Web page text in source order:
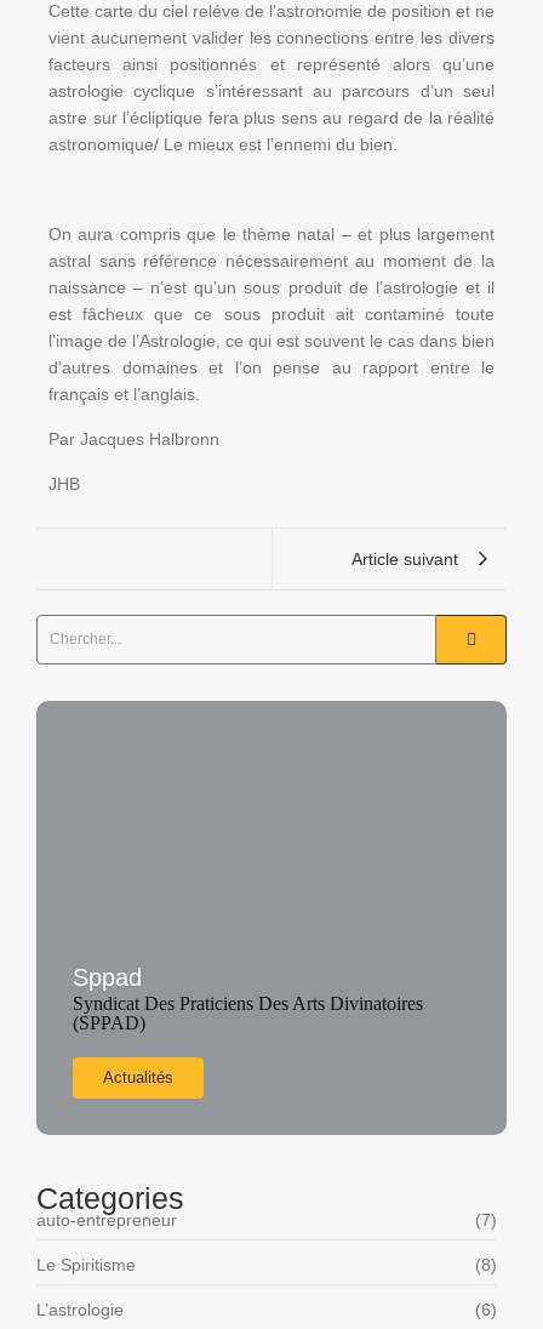
Cette carte du ciel reléve de l’astronomie de position et ne
vient aucunement valider les connections entre les divers
facteurs ainsi positionnés et représenté alors qu’une
astrologie cyclique s’intéressant au parcours d’un seul
astre sur l’écliptique fera plus sens au regard de la réalité
astronomique/ Le mieux est l’ennemi du bien.
On aura compris que le thème natal – et plus largement
astral sans référence nécessairement au moment de la
naissance – n’est qu’un sous produit de l’astrologie et il
est fâcheux que ce sous produit ait contaminé toute
l’image de l’Astrologie, ce qui est souvent le cas dans bien
d’autres domaines et l’on pense au rapport entre le
français et l’anglais.
Par Jacques Halbronn
JHB
Article suivant
Sppad
Syndicat Des Praticiens Des Arts Divinatoires
(SPPAD)
Actualités
Categories
auto-entrepreneur (7)
Le Spiritisme (8)
L’astrologie (6)